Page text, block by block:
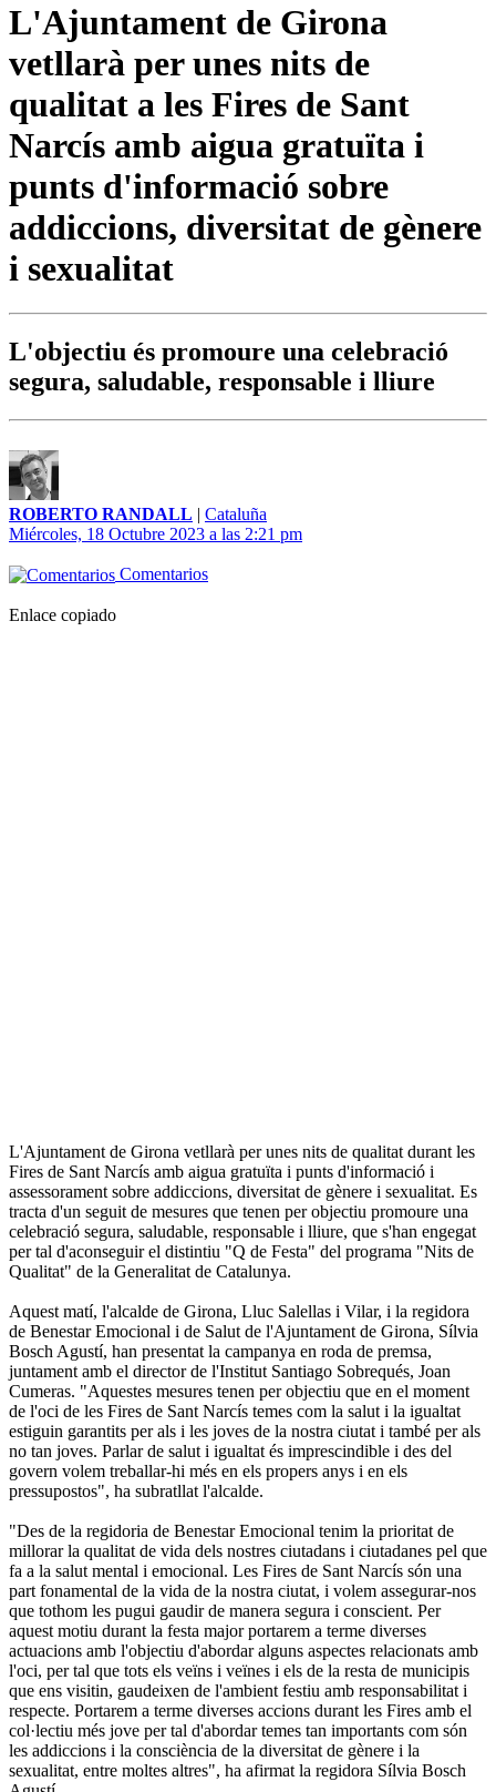
L'Ajuntament de Girona
vetllarà per unes nits de
qualitat a les Fires de Sant
Narcís amb aigua gratuïta i
punts d'informació sobre
addiccions, diversitat de gènere
i sexualitat
L'objectiu és promoure una celebració
segura, saludable, responsable i lliure
ROBERTO RANDALL | Cataluña
Miércoles, 18 Octubre 2023 a las 2:21 pm
Comentarios
Enlace copiado
L'Ajuntament de Girona vetllarà per unes nits de qualitat durant les
Fires de Sant Narcís amb aigua gratuïta i punts d'informació i
assessorament sobre addiccions, diversitat de gènere i sexualitat. Es
tracta d'un seguit de mesures que tenen per objectiu promoure una
celebració segura, saludable, responsable i lliure, que s'han engegat
per tal d'aconseguir el distintiu "Q de Festa" del programa "Nits de
Qualitat" de la Generalitat de Catalunya.
Aquest matí, l'alcalde de Girona, Lluc Salellas i Vilar, i la regidora
de Benestar Emocional i de Salut de l'Ajuntament de Girona, Sílvia
Bosch Agustí, han presentat la campanya en roda de premsa,
juntament amb el director de l'Institut Santiago Sobrequés, Joan
Cumeras. "Aquestes mesures tenen per objectiu que en el moment
de l'oci de les Fires de Sant Narcís temes com la salut i la igualtat
estiguin garantits per als i les joves de la nostra ciutat i també per als
no tan joves. Parlar de salut i igualtat és imprescindible i des del
govern volem treballar-hi més en els propers anys i en els
pressupostos", ha subratllat l'alcalde.
"Des de la regidoria de Benestar Emocional tenim la prioritat de
millorar la qualitat de vida dels nostres ciutadans i ciutadanes pel que
fa a la salut mental i emocional. Les Fires de Sant Narcís són una
part fonamental de la vida de la nostra ciutat, i volem assegurar-nos
que tothom les pugui gaudir de manera segura i conscient. Per
aquest motiu durant la festa major portarem a terme diverses
actuacions amb l'objectiu d'abordar alguns aspectes relacionats amb
l'oci, per tal que tots els veïns i veïnes i els de la resta de municipis
que ens visitin, gaudeixen de l'ambient festiu amb responsabilitat i
respecte. Portarem a terme diverses accions durant les Fires amb el
col·lectiu més jove per tal d'abordar temes tan importants com són
les addiccions i la consciència de la diversitat de gènere i la
sexualitat, entre moltes altres", ha afirmat la regidora Sílvia Bosch